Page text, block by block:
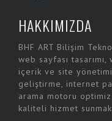
HAKKIMIZDA
BHF ART Bilişim
web sayfası
içerik ve site
geliştirme, internet
arama motoru
kaliteli hizmet